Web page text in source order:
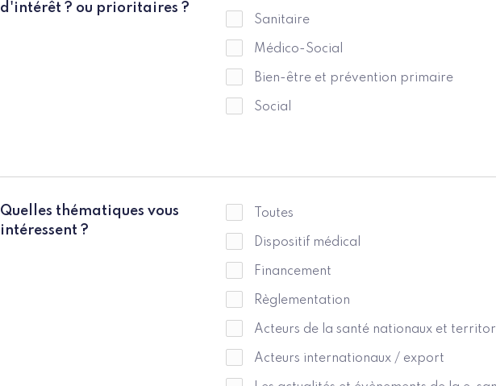
d'intérêt ? ou prioritaires ?
Sanitaire
Médico-Social
Bien-être et prévention primaire
Social
Quelles thématiques vous
intéressent ?
Toutes
Dispositif médical
Financement
Règlementation
Acteurs de la santé nationaux et
Acteurs internationaux / export